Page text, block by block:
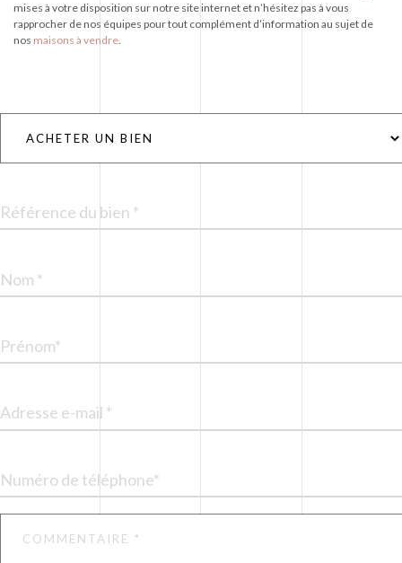
mises à votre disposition sur notre site internet et n’hésitez pas à vous
rapprocher de nos équipes pour tout complément d’information au sujet de
nos maisons à vendre.